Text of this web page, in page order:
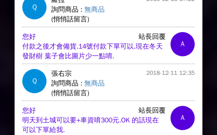
Q 詢問商品 : 無商品
(悄悄話留言)
A
站長回覆
您好
付款之後才會備貨.14號付款下單可以.現在冬天
發財樹 葉子會比圖片少一點唷.
Q
張右宗 2018-12-11 12:35
詢問商品 : 無商品
(悄悄話留言)
A
站長回覆
您好
明天到土城可以要+車資唷300元.OK 的話現在
可以下單給我.